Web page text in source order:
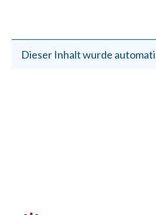
Dieser Inhalt wurde